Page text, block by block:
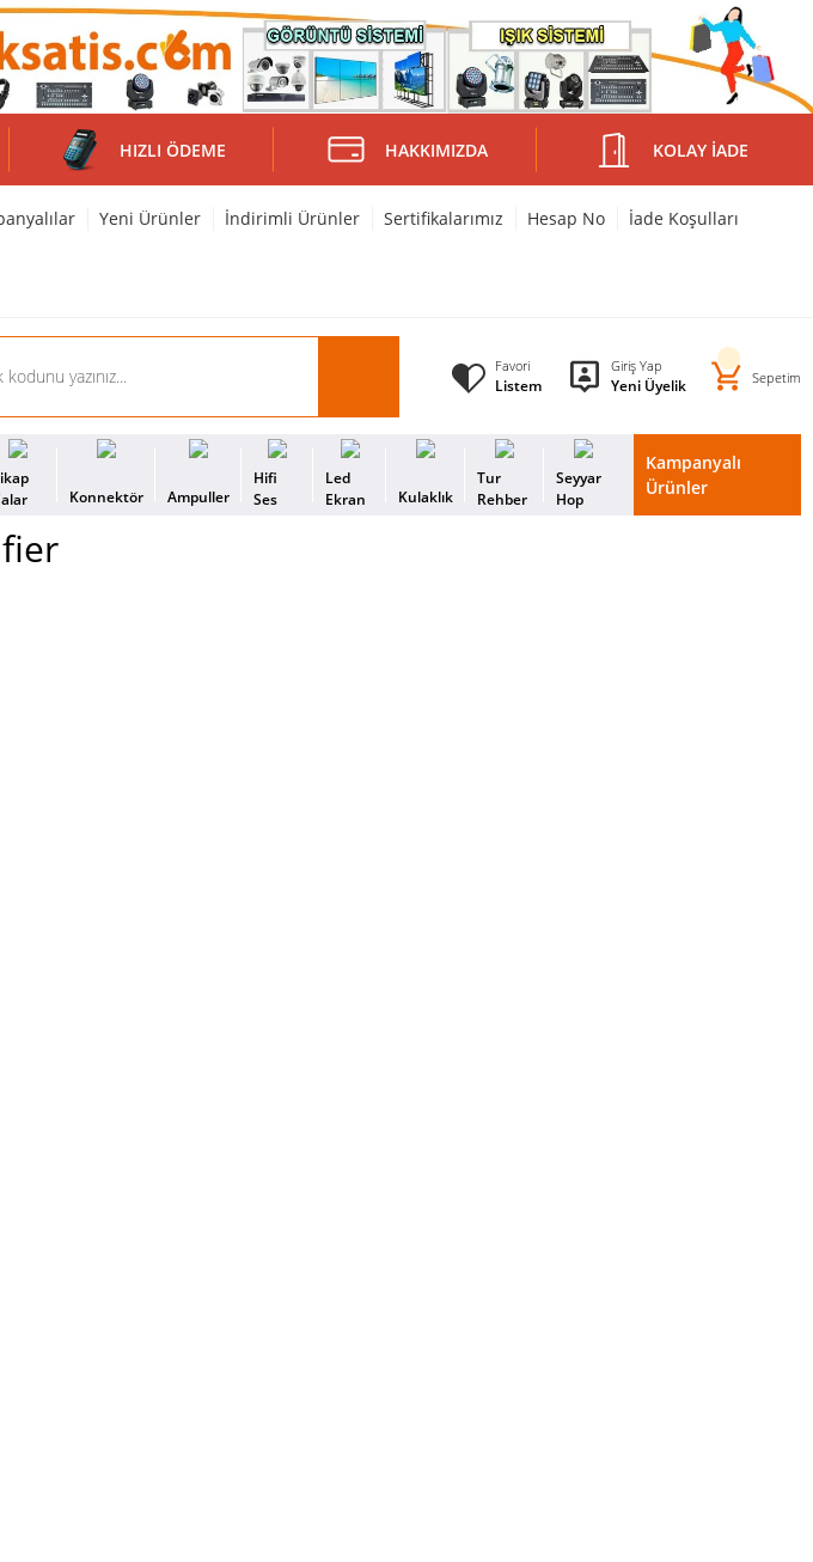
HIZLI ÖDEME HAKKIMIZDA KOLAY İADE
Yeni Ürünler İndirimli Ürünler Sertifikalarımız Hesap No İade Koşulları
Favori
Listem
Giriş Yap
Yeni Üyelik Sepetim
Konnektör Ampuller
Hifi
Ses
Led
Ekran
Kulaklık
Tur
Rehber
Seyyar
Hop
Kampanyalı
Ürünler